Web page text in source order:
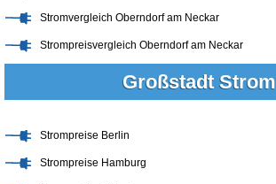
Stromvergleich Oberndorf am Neckar
Strompreisvergleich Oberndorf am Neckar
Großstadt Strom
Strompreise Berlin
Strompreise Hamburg